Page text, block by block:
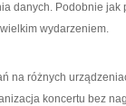
danych. Podobnie
wydarzeniem.
na różnych
koncertu bez